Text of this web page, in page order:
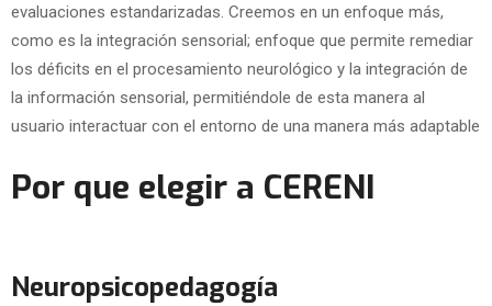
evaluaciones estandarizadas. Creemos en un enfoque más,
como es la integración sensorial; enfoque que permite remediar
los déficits en el procesamiento neurológico y la integración de
la información sensorial, permitiéndole de esta manera al
usuario interactuar con el entorno de una manera más adaptable
Por que elegir a CERENI
Neuropsicopedagogía